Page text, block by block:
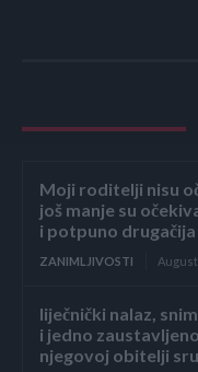
Moji roditelji nisu
još manje su
i potpuno
ZANIMLJIVOSTI August
liječnički nalaz,
i jedno
njegovoj obitelji